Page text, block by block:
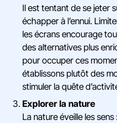
Il est tentant de se jeter
échapper à l’ennui.
les écrans encourage
des alternatives plus
pour occuper ces
établissons plutôt des
stimuler la quête
Explorer la nature
La nature éveille les